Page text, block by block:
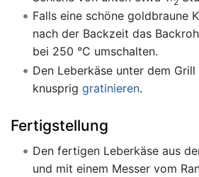
Falls eine schöne goldbraune
nach der Backzeit das
bei 250 °C umschalten.
Den Leberkäse unter dem
knusprig gratinieren.
Fertigstellung
Den fertigen Leberkäse aus
und mit einem Messer vom